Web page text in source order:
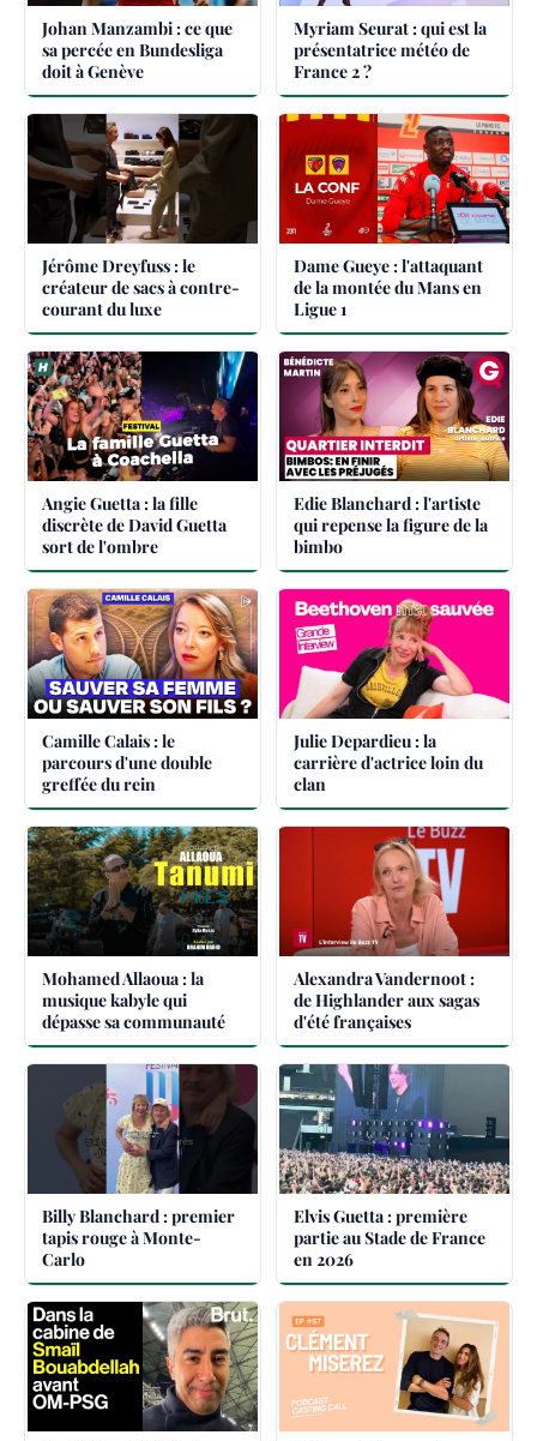
Johan Manzambi : ce que
sa percée en Bundesliga
doit à Genève
Myriam Seurat : qui est la
présentatrice météo de
France 2 ?
Jérôme Dreyfuss : le
créateur de sacs à contre-
courant du luxe
Dame Gueye : l'attaquant
de la montée du Mans en
Ligue 1
Angie Guetta : la fille
discrète de David Guetta
sort de l'ombre
Edie Blanchard : l'artiste
qui repense la figure de la
bimbo
Camille Calais : le
parcours d'une double
greffée du rein
Julie Depardieu : la
carrière d'actrice loin du
clan
Mohamed Allaoua : la
musique kabyle qui
dépasse sa communauté
Alexandra Vandernoot :
de Highlander aux sagas
d'été françaises
Billy Blanchard : premier
tapis rouge à Monte-
Carlo
Elvis Guetta : première
partie au Stade de France
en 2026